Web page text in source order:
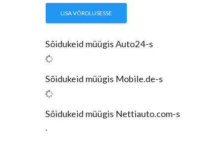
LISA VÕRDLUSESSE
Sõidukeid müügis Auto24-s
Sõidukeid müügis Mobile.de-s
Sõidukeid müügis Nettiauto.com-s
-